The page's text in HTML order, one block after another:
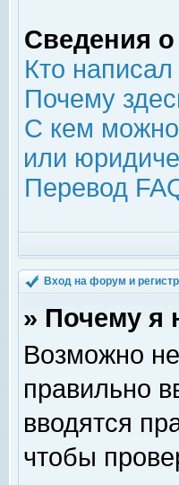
Сведения
Кто
Почему
С кем можно
или
Перевод
Вход на форум и
» Почему я
Возможно
правильно
вводятся
чтобы